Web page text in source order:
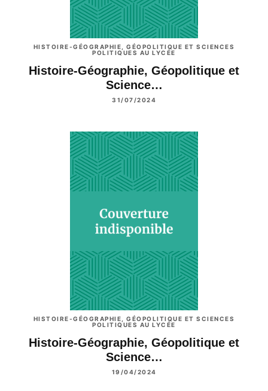
HISTOIRE-GÉOGRAPHIE, GÉOPOLITIQUE ET SCIENCES
POLITIQUES AU LYCÉE
Histoire-Géographie, Géopolitique et
Science…
31/07/2024
HISTOIRE-GÉOGRAPHIE, GÉOPOLITIQUE ET SCIENCES
POLITIQUES AU LYCÉE
Histoire-Géographie, Géopolitique et
Science…
19/04/2024